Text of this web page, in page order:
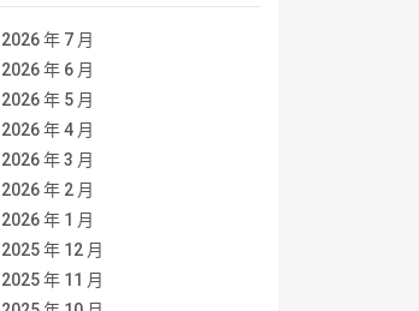
2026 年 7 月
2026 年 6 月
2026 年 5 月
2026 年 4 月
2026 年 3 月
2026 年 2 月
2026 年 1 月
2025 年 12 月
2025 年 11 月